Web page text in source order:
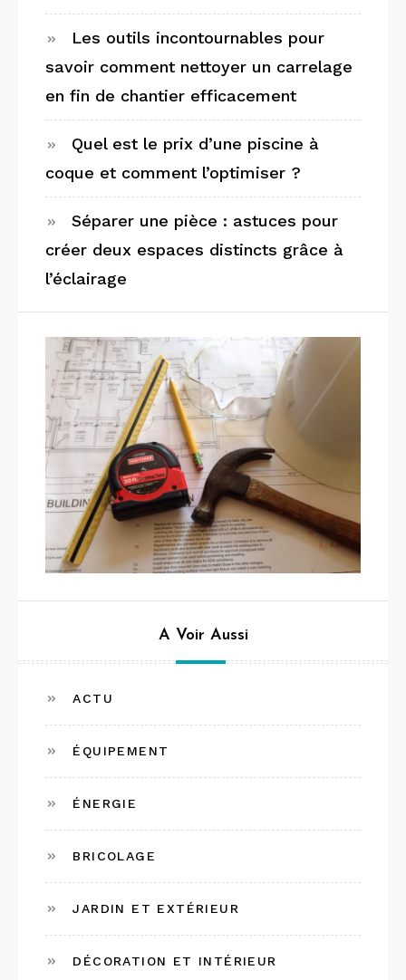
Les outils incontournables pour
savoir comment nettoyer un carrelage
en fin de chantier efficacement
Quel est le prix d’une piscine à
coque et comment l’optimiser ?
Séparer une pièce : astuces pour
créer deux espaces distincts grâce à
l’éclairage
A Voir Aussi
ACTU
ÉQUIPEMENT
ÉNERGIE
BRICOLAGE
JARDIN ET EXTÉRIEUR
DÉCORATION ET INTÉRIEUR